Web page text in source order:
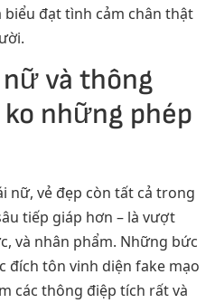
đạt tình cảm chân thật
và thông
những phép
nữ, vẻ đẹp còn tất cả trong
tiếp giáp hơn – là vượt
và nhân phẩm. Những bức
đích tôn vinh diện fake mạo
các thông điệp tích rất và